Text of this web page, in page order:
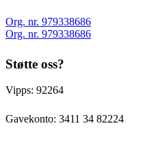
Org. nr. 979338686
Org. nr. 979338686
Støtte oss?
Vipps: 92264
Gavekonto: 3411 34 82224